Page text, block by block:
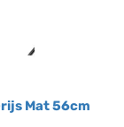
Mat 56cm